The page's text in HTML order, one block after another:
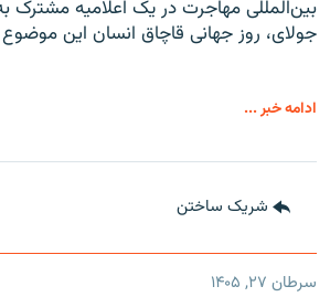
جولای، روز جهانی قاچاق انسان این
ادامه خبر ...
شریک ساختن
سرطان ۲۷, ۱۴۰۵